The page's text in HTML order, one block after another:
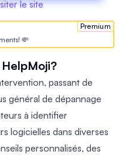
le site
Premium
💸
passant de
général de dépannage
à identifier
logicielles dans diverses
personnalisés, des